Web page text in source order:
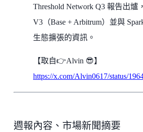
Threshold Network Q3 報告出爐
V3（Base + Arbitrum）並與
生態擴張的資訊。
【取自👉Alvin 😎】
https://x.com/Alvin0617/status/
週報內容、市場新聞摘要